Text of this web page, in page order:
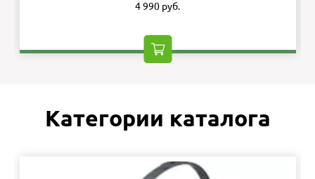
4 990 руб.
Категории каталога